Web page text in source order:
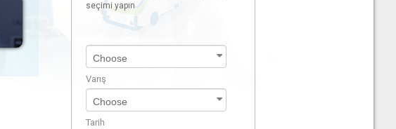
seçimi yapın
Varış
Tarih